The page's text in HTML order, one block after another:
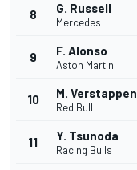
8 G. Russell
Mercedes
9 F. Alonso
Aston Martin
10 M. Verstappen
Red Bull
11 Y. Tsunoda
Racing Bulls